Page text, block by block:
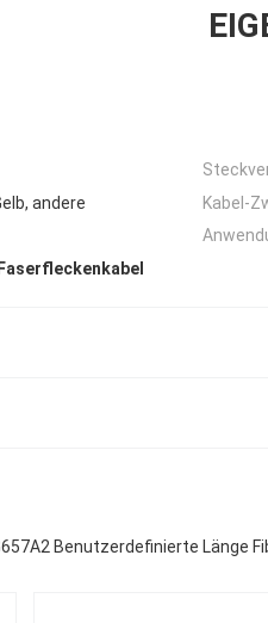
andere Kabel-
Faserfleckenkabel
Benutzerdefinierte Länge